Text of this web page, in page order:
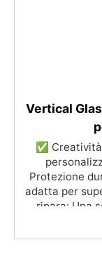
Vertical
✅
Protezione
adatta per
ripara: Una
brillante,